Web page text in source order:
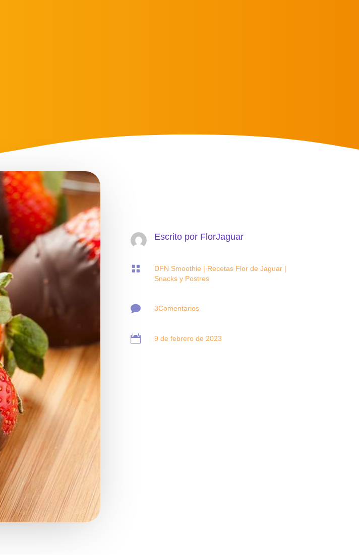
Escrito por FlorJaguar
 DFN Smoothie | Recetas Flor de Jaguar |
Snacks y Postres
 3Comentarios
 9 de febrero de 2023